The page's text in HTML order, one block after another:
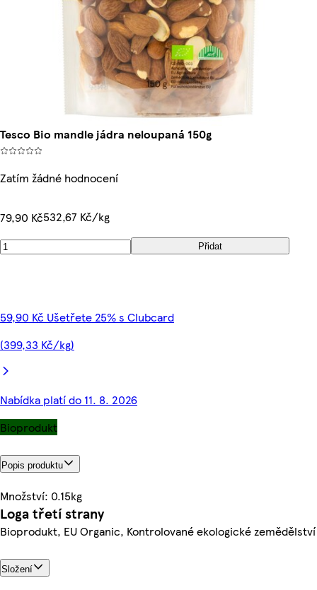
Tesco Bio mandle jádra neloupaná 150g
Zatím žádné hodnocení
79,90 Kč532,67 Kč/kg
Přidat
59,90 Kč Ušetřete 25% s Clubcard
(399,33 Kč/kg)
Nabídka platí do 11. 8. 2026
Bioprodukt
Popis produktu
Množství: 0.15kg
Loga třetí strany
Bioprodukt, EU Organic, Kontrolované ekologické zemědělství
Složení